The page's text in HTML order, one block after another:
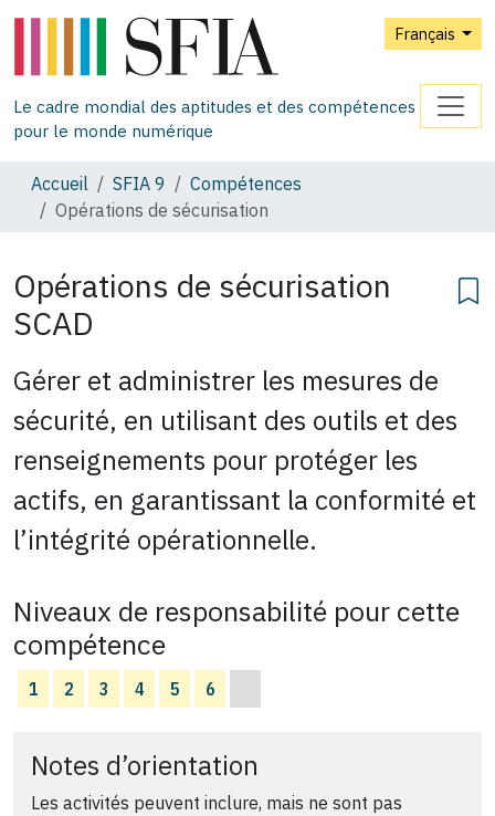
Français
Le cadre mondial des aptitudes et des compétences
pour le monde numérique
Accueil SFIA 9
Compétences
Opérations de sécurisation
Opérations de sécurisation
SCAD
Gérer et administrer les mesures de
sécurité, en utilisant des outils et des
renseignements pour protéger les
actifs, en garantissant la conformité et
l’intégrité opérationnelle.
Niveaux de responsabilité pour cette
compétence
1 2 3 4 5 6
Notes d’orientation
Les activités peuvent inclure, mais ne sont pas